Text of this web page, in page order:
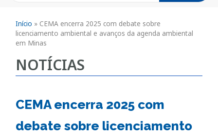
Início » CEMA encerra 2025 com debate sobre
licenciamento ambiental e avanços da agenda ambiental
em Minas
NOTÍCIAS
CEMA encerra 2025 com
debate sobre licenciamento